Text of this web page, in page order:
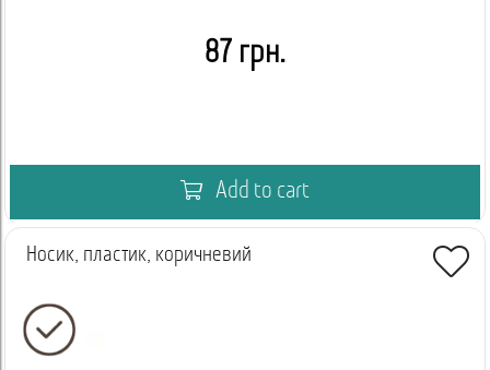
87 грн.
Add to cart
Носик, пластик, коричневий